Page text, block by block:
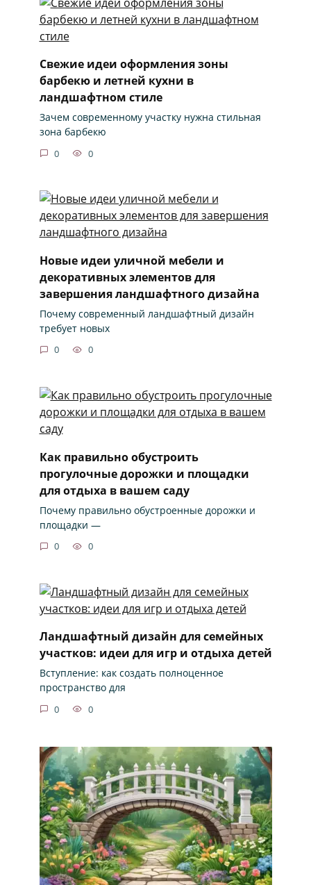
Свежие идеи оформления зоны
барбекю и летней кухни в
ландшафтном стиле
Зачем современному участку нужна стильная
зона барбекю
0 0
Новые идеи уличной мебели и
декоративных элементов для
завершения ландшафтного дизайна
Почему современный ландшафтный дизайн
требует новых
0 0
Как правильно обустроить
прогулочные дорожки и площадки
для отдыха в вашем саду
Почему правильно обустроенные дорожки и
площадки —
0 0
Ландшафтный дизайн для семейных
участков: идеи для игр и отдыха детей
Вступление: как создать полноценное
пространство для
0 0